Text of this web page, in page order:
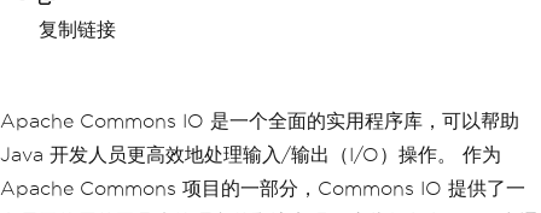
复制链接
Apache Commons IO 是一个全面的实用程序库，可以帮助
Java 开发人员更高效地处理输入/输出（I/O）操作。 作为
Apache Commons 项目的一部分，Commons IO 提供了一